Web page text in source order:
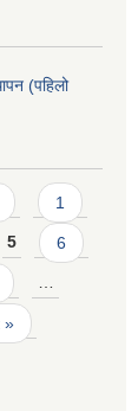
(पहिलो
1
5 6
…
»